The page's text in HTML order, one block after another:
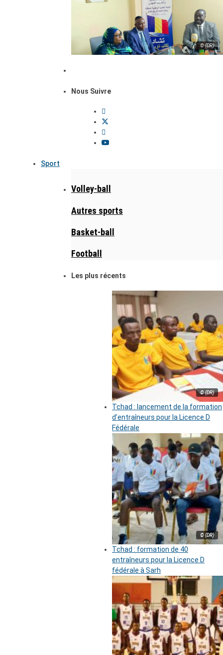
© (DR)
Nous Suivre
Sport
Volley-ball
Autres sports
Basket-ball
Football
Les plus récents
© (DR)
Tchad : lancement de la formation
d’entraîneurs pour la Licence D
Fédérale
© (DR)
Tchad : formation de 40
entraîneurs pour la Licence D
fédérale à Sarh